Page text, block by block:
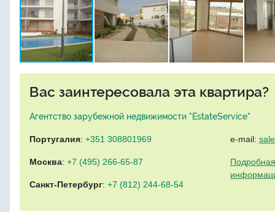
Вас заинтересовала эта квартира?
Агентство зарубежной недвижимости "EstateService"
Португалия: +351 308801969
Москва: +7 (495) 266-65-87
Санкт-Петербург: +7 (812) 244-68-54
e-mail: